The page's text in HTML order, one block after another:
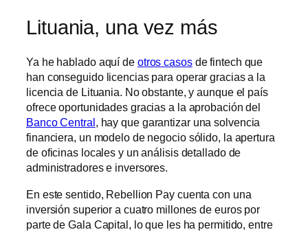
Lituania, una vez más
Ya he hablado aquí de otros casosde fintech que
han conseguido licencias para operar gracias a la
licencia de Lituania. No obstante, y aunque el país
ofrece oportunidades gracias a la aprobación del
Banco Central , hay que garantizar una solvencia
financiera, un modelo de negocio sólido, la apertura
de oficinas locales y un análisis detallado de
administradores e inversores.
En este sentido, Rebellion Pay cuenta con una
inversión superior a cuatro millones de euros por
parte de Gala Capital, lo que les ha permitido, entre